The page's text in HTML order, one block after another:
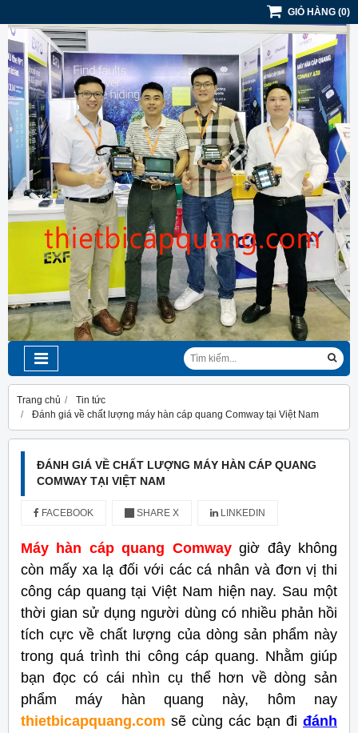
GIỎ HÀNG (0)
Trang chủ
Tin tức
Đánh giá về chất lượng máy hàn cáp quang Comway tại Việt Nam
ĐÁNH GIÁ VỀ CHẤT LƯỢNG MÁY HÀN CÁP QUANG
COMWAY TẠI VIỆT NAM
FACEBOOK SHARE X LINKEDIN
Máy hàn cáp quang Comwaygiờ đây không
còn mấy xa lạ đối với các cá nhân và đơn vị thi
công cáp quang tại Việt Nam hiện nay. Sau một
thời gian sử dụng người dùng có nhiều phản hồi
tích cực về chất lượng của dòng sản phẩm này
trong quá trình thi công cáp quang. Nhằm giúp
bạn đọc có cái nhìn cụ thể hơn về dòng sản
phẩm máy hàn quang này, hôm nay
thietbicapquang.com sẽ cùng các bạn đi đánh